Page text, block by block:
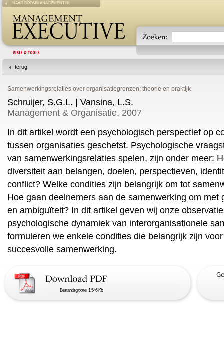
NAAR BOOMMANAGEMENT.NL
terug
Samenwerkingsrelaties over organisatiegrenzen: theorie en praktijk
Schruijer, S.G.L. | Vansina, L.S.
Management & Organisatie, 2007
In dit artikel wordt een psychologisch perspectief op
tussen organisaties geschetst. Psychologische
van samenwerkingsrelaties spelen, zijn onder meer:
diversiteit aan belangen, doelen, perspectieven,
conflict? Welke condities zijn belangrijk om tot
Hoe gaan deelnemers aan de samenwerking om met
en ambiguïteit? In dit artikel geven wij onze
psychologische dynamiek van interorganisationele
formuleren we enkele condities die belangrijk zijn
succesvolle samenwerking.
Bestandsgrootte: 1.546 Kb